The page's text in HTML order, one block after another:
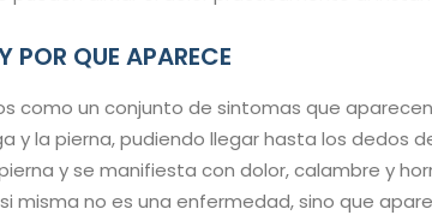
POR QUE APARECE
como un conjunto de sintomas que
y la pierna, pudiendo llegar hasta los dedos
y se manifiesta con dolor, calambre y
misma no es una enfermedad, sino que